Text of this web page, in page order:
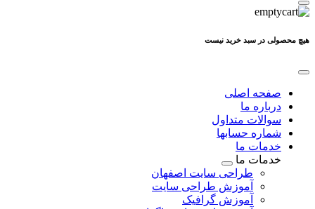
هیچ محصولی در سبد خرید نیست
صفحه اصلی
درباره ما
سوالات متداول
شماره حسابها
خدمات ما
خدمات ما
طراحی سایت اصفهان
آموزش طراحی سایت
آموزش گرافیک